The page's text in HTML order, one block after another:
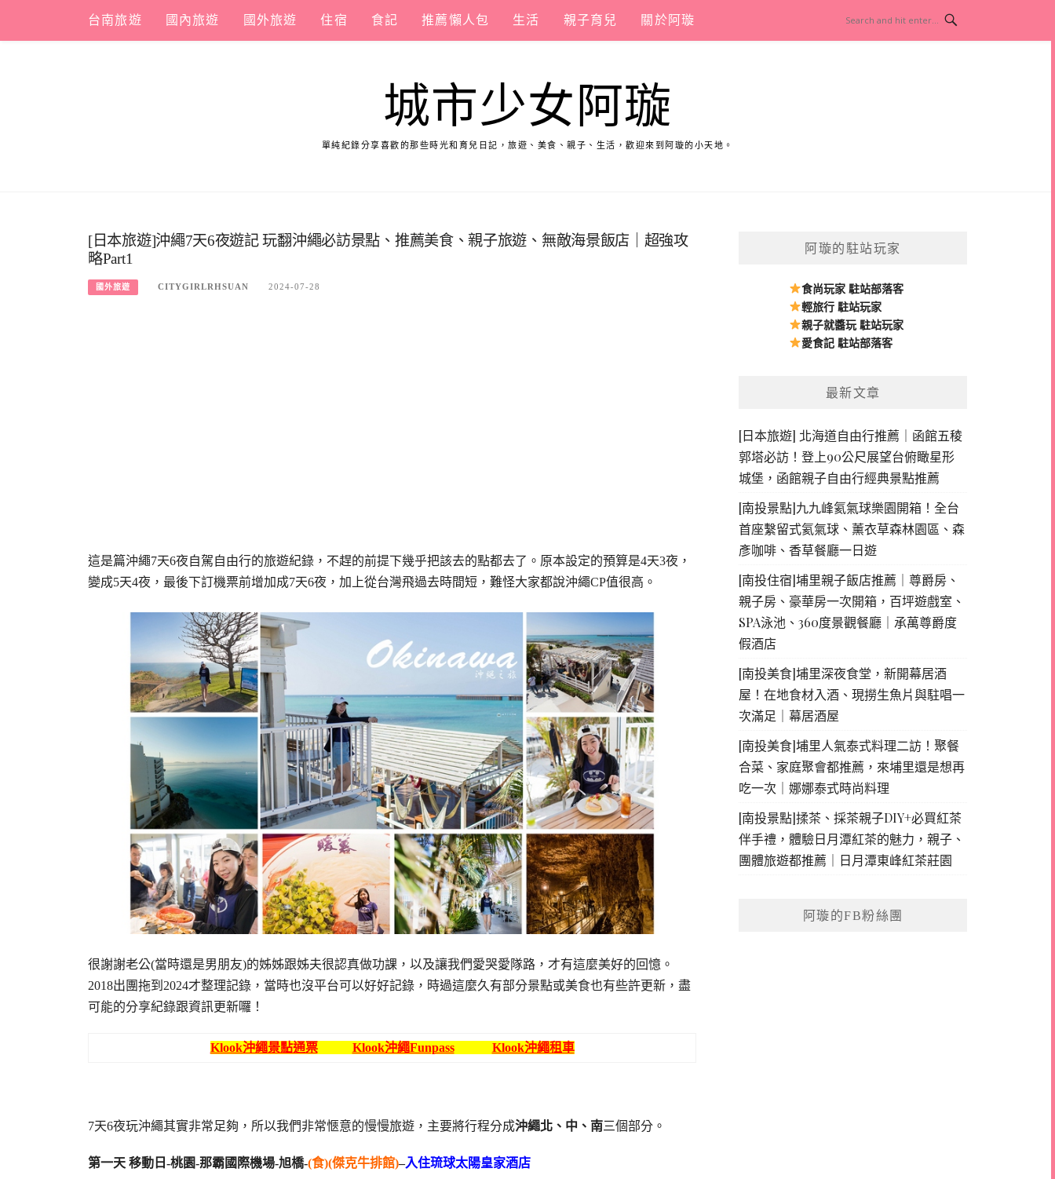
content
台南旅遊 國內旅遊 國外旅遊 住宿 食記 推薦懶人包 生活 親子育兒 關於阿璇
城市少女阿璇
單純紀錄分享喜歡的那些時光和育兒日記，旅遊、美食、親子、生活，歡迎來到阿璇的小天地。
[日本旅遊]沖繩7天6夜遊記 玩翻沖繩必訪景點、推薦美食、親子旅遊、無敵海景飯店｜超強攻
略Part1
國外旅遊 CITYGIRLRHSUAN 2024-07-28
這是篇沖繩7天6夜自駕自由行的旅遊紀錄，不趕的前提下幾乎把該去的點都去了。原本設定的預算是4天3夜，
變成5天4夜，最後下訂機票前增加成7天6夜，加上從台灣飛過去時間短，難怪大家都說沖繩CP值很高。
很謝謝老公(當時還是男朋友)的姊姊跟姊夫很認真做功課，以及讓我們愛哭愛隊路，才有這麼美好的回憶。
2018出團拖到2024才整理記錄，當時也沒平台可以好好記錄，時過這麼久有部分景點或美食也有些許更新，盡
可能的分享紀錄跟資訊更新囉！
Klook沖繩景點通票 Klook沖繩Funpass Klook沖繩租車
7天6夜玩沖繩其實非常足夠，所以我們非常愜意的慢慢旅遊，主要將行程分成沖繩北、中、南三個部分。
第一天 移動日-桃園-那霸國際機場-旭橋-(食)(傑克牛排館)–入住琉球太陽皇家酒店
阿璇的駐站玩家
食尚玩家 駐站部落客
輕旅行 駐站玩家
親子就醬玩 駐站玩家
愛食記 駐站部落客
最新文章
[日本旅遊] 北海道自由行推薦｜函館五稜
郭塔必訪！登上90公尺展望台俯瞰星形
城堡，函館親子自由行經典景點推薦
[南投景點]九九峰氦氣球樂園開箱！全台
首座繫留式氦氣球、薰衣草森林園區、森
彥咖啡、香草餐廳一日遊
[南投住宿]埔里親子飯店推薦｜尊爵房、
親子房、豪華房一次開箱，百坪遊戲室、
SPA泳池、360度景觀餐廳｜承萬尊爵度
假酒店
[南投美食]埔里深夜食堂，新開幕居酒
屋！在地食材入酒、現撈生魚片與駐唱一
次滿足｜幕居酒屋
[南投美食]埔里人氣泰式料理二訪！聚餐
合菜、家庭聚會都推薦，來埔里還是想再
吃一次｜娜娜泰式時尚料理
[南投景點]揉茶、採茶親子DIY+必買紅茶
伴手禮，體驗日月潭紅茶的魅力，親子、
團體旅遊都推薦｜日月潭東峰紅茶莊園
阿璇的FB粉絲團